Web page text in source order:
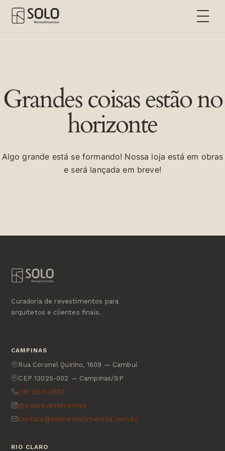
Grandes coisas estão no
horizonte
Algo grande está se formando! Nossa loja está em obras
e será lançada em breve!
Curadoria de revestimentos para
arquitetos e clientes finais.
CAMPINAS
Rua Coronel Quirino, 1609 — Cambuí
CEP 13025-002 — Campinas/SP
(19) 2511-0502
@solorevestimentos
contato@solorevestimentos.com.br
RIO CLARO